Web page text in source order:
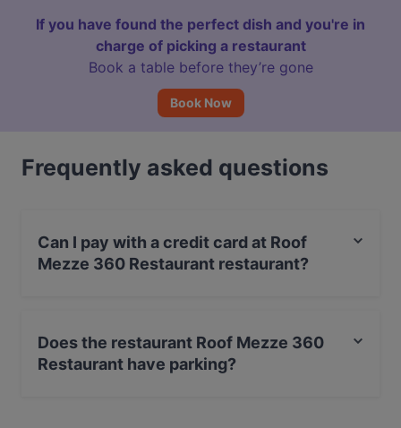
If you have found the perfect dish and you're in
charge of picking a restaurant
Book a table before they’re gone
Book Now
Frequently asked questions
Can I pay with a credit card at Roof
Mezze 360 Restaurant restaurant?
Does the restaurant Roof Mezze 360
Restaurant have parking?